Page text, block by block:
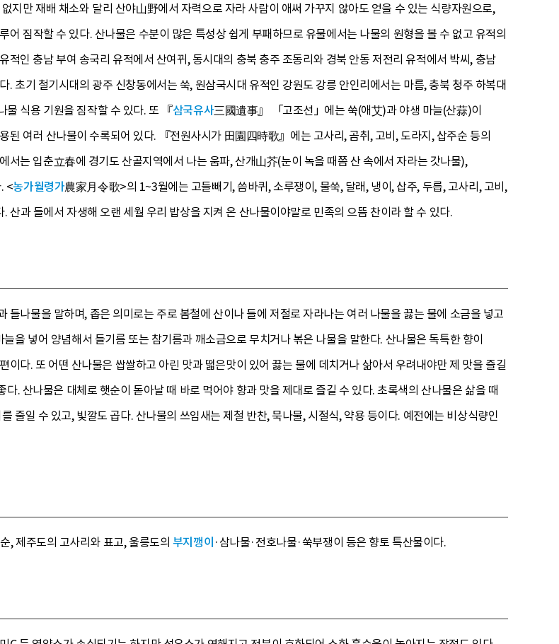
지만 재배 채소와 달리 산야山野에서 자력으로 자라 사람이 애써 가꾸지 않아도 얻을 수 있는 식량자원으로,
어 짐작할 수 있다. 산나물은 수분이 많은 특성상 쉽게 부패하므로 유물에서는 나물의 원형을 볼 수 없고 유적의
적인 충남 부여 송국리 유적에서 산여뀌, 동시대의 충북 충주 조동리와 경북 안동 저전리 유적에서 박씨, 충남
. 초기 철기시대의 광주 신창동에서는 쑥, 원삼국시대 유적인 강원도 강릉 안인리에서는 마름, 충북 청주 하복대
물 식용 기원을 짐작할 수 있다. 또 『삼국유사三國遺事』 「고조선」에는 쑥(애艾)과 야생 마늘(산蒜)이
여러 산나물이 수록되어 있다. 『전원사시가 田園四時歌』에는 고사리, 곰취, 고비, 도라지, 삽주순 등의
서는 입춘立春에 경기도 산골지역에서 나는 움파, 산개山芥(눈이 녹을 때쯤 산 속에서 자라는 갓나물),
<농가월령가農家月令歌>의 1~3월에는 고들빼기, 씀바퀴, 소루쟁이, 물쑥, 달래, 냉이, 삽주, 두릅, 고사리, 고비,
산과 들에서 자생해 오랜 세월 우리 밥상을 지켜 온 산나물이야말로 민족의 으뜸 찬이라 할 수 있다.
들나물을 말하며, 좁은 의미로는 주로 봄철에 산이나 들에 저절로 자라나는 여러 나물을 끓는 물에 소금을 넣고
을 넣어 양념해서 들기름 또는 참기름과 깨소금으로 무치거나 볶은 나물을 말한다. 산나물은 독특한 향이
이다. 또 어떤 산나물은 쌉쌀하고 아린 맛과 떫은맛이 있어 끓는 물에 데치거나 삶아서 우려내야만 제 맛을 즐길
. 산나물은 대체로 햇순이 돋아날 때 바로 먹어야 향과 맛을 제대로 즐길 수 있다. 초록색의 산나물은 삶을 때
줄일 수 있고, 빛깔도 곱다. 산나물의 쓰임새는 제철 반찬, 묵나물, 시절식, 약용 등이다. 예전에는 비상식량인
, 제주도의 고사리와 표고, 울릉도의 부지깽이 ·삼나물·전호나물·쑥부쟁이 등은 향토 특산물이다.